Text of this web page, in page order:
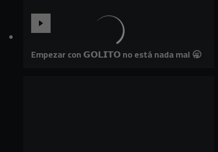
Empezar con 𝗚𝗢𝗟𝗜𝗧𝗢 no está nada mal 🥱